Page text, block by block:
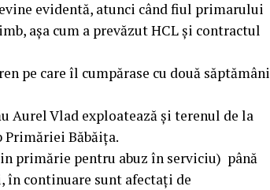
evidentă, atunci când fiul primarului
așa cum a prevăzut HCL și contractul
pe care îl cumpărase cu două săptămâni
Aurel Vlad exploatează și terenul de la
Primăriei Băbăița.
primărie pentru abuz în serviciu) până
continuare sunt afectați de